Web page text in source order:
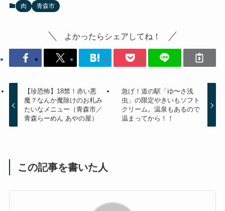
肉 青森市
よかったらシェアしてね！
【珍恐怖】18禁！赤い悪
魔？なんか魔除けのお札み
たいなメニュー（青森市／
青森らーめん あやの屋）
急げ！道の駅「ゆ〜さ浅
虫」の限定やきいもソフト
クリーム。温泉もあるので
温まってから！！
この記事を書いた人